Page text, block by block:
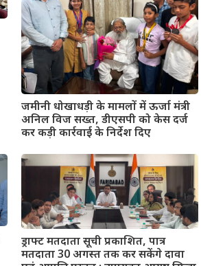
जमीनी धोखाधड़ी के मामलों में ऊर्जा मंत्री
अनिल विज सख्त, डीएसपी को केस दर्ज
कर कड़ी कार्रवाई के निर्देश दिए
ड्राफ्ट मतदाता सूची प्रकाशित, पात्र
मतदाता 30 अगस्त तक कर सकेंगे दावा